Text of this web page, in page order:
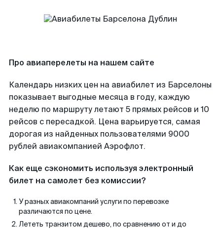
Про авиаперелеты на нашем сайте
Календарь низких цен на авиабилет из Барселоны
показывает выгодные месяца в году, каждую
неделю по маршруту летают 5 прямых рейсов и 10
рейсов с пересадкой. Цена варьируется, самая
дорогая из найденных пользователями 9000
рублей авиакомпанией Аэрофлот.
Как еще сэкономить используя электронный
билет на самолет без комиссии?
У разных авиакомпаний услуги по перевозке
различаются по цене.
Лететь транзитом дешево, по сравнению от и до